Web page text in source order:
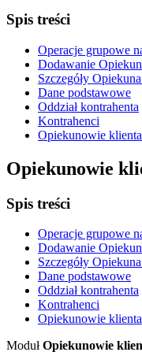
Spis treści
Operacje grupowe
Dodawanie
Szczegóły
Dane podstawowe
Oddział kontrahenta
Kontrahenci
Opiekunowie
Opiekunowie
Spis treści
Operacje grupowe
Dodawanie
Szczegóły
Dane podstawowe
Oddział kontrahenta
Kontrahenci
Opiekunowie
ModułOpiekunowie